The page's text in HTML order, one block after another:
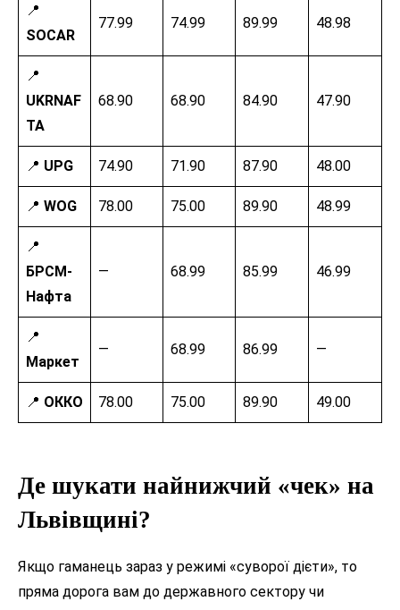
📍
SOCAR
77.99 74.99 89.99 48.98
📍
UKRNAF
TA
68.90 68.90 84.90 47.90
📍 UPG 74.90 71.90 87.90 48.00
📍 WOG 78.00 75.00 89.90 48.99
📍
БРСМ-
Нафта
— 68.99 85.99 46.99
📍
Маркет
— 68.99 86.99 —
📍 ОККО 78.00 75.00 89.90 49.00
Де шукати найнижчий «чек» на
Львівщині?
Якщо гаманець зараз у режимі «суворої дієти», то
пряма дорога вам до державного сектору чи